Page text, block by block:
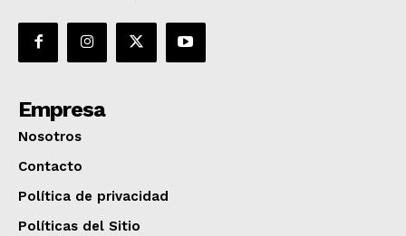
Empresa
Nosotros
Contacto
Política de privacidad
Políticas del Sitio